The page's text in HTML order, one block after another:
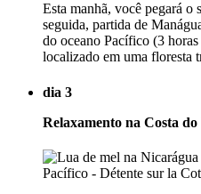
Esta manhã, você pegará
seguida, partida de
do oceano Pacífico (3
localizado em uma floresta
dia 3
Relaxamento na Costa do